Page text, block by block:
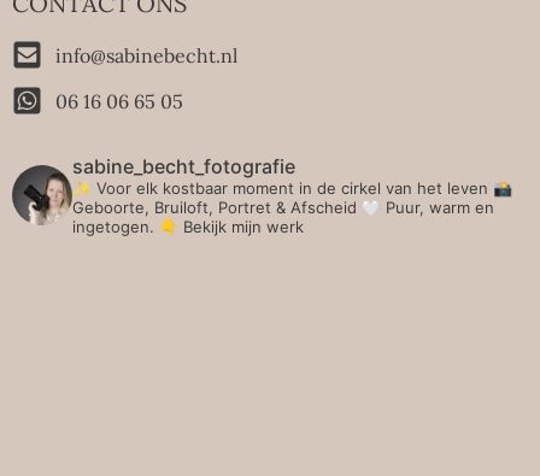
info@sabinebecht.nl
06 16 06 65 05
sabine_becht_fotografie
✨ Voor elk kostbaar moment in de cirkel van het leven 📸
Geboorte, Bruiloft, Portret & Afscheid 🤍 Puur, warm en
ingetogen. 👇 Bekijk mijn werk